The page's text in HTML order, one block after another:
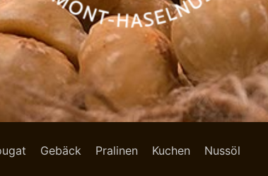
Gebäck Pralinen Kuchen Nussöl